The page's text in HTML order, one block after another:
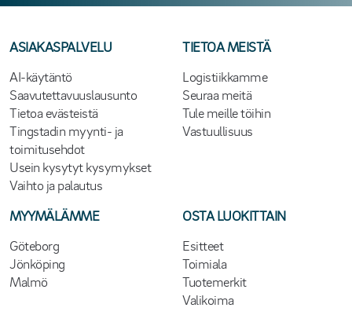
ASIAKASPALVELU
AI-käytäntö
Saavutettavuuslausunto
Tietoa evästeistä
Tingstadin myynti- ja
toimitusehdot
Usein kysytyt kysymykset
Vaihto ja palautus
TIETOA MEISTÄ
Logistiikkamme
Seuraa meitä
Tule meille töihin
Vastuullisuus
MYYMÄLÄMME
Göteborg
Jönköping
Malmö
OSTA LUOKITTAIN
Esitteet
Toimiala
Tuotemerkit
Valikoima